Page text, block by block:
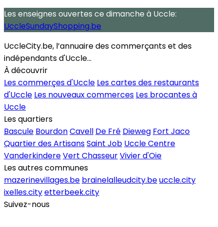
Les enseignes ouvertes ce dimanche à Uccle:
UccleSundayShopping.be
UccleCity.be, l’annuaire des commerçants et des
indépendants d'Uccle...
À découvrir
Les commerçes d'Uccle Les cartes des restaurants
d'Uccle Les nouveaux commerces Les brocantes à
Uccle
Les quartiers
Bascule BourdonCavell De Fré Dieweg Fort Jaco
Quartier des ArtisansSaint Job Uccle Centre
VanderkindereVert ChasseurVivier d'Oie
Les autres communes
mazerinevillages.be brainelalleudcity.beuccle.city
ixelles.cityetterbeek.city
Suivez-nous